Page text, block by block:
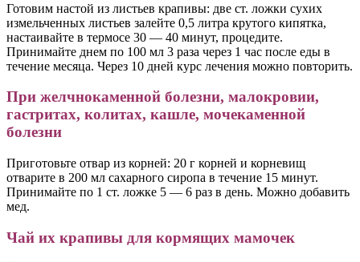
Готовим настой из листьев крапивы: две ст. ложки сухих
измельченных листьев залейте 0,5 литра крутого кипятка,
настаивайте в термосе 30 — 40 минут, процедите.
Принимайте днем по 100 мл 3 раза через 1 час после еды в
течение месяца. Через 10 дней курс лечения можно повторить.
При желчнокаменной болезни, малокровии,
гастритах, колитах, кашле, мочекаменной
болезни
Приготовьте отвар из корней: 20 г корней и корневищ
отварите в 200 мл сахарного сиропа в течение 15 минут.
Принимайте по 1 ст. ложке 5 — 6 раз в день. Можно добавить
мед.
Чай их крапивы для кормящих мамочек